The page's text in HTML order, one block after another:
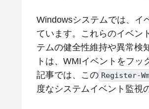
Windowsシステムでは、イ
ています。これらのイベン
テムの健全性維持や異常検
トは、WMIイベントをフ
記事では、この Register-
度なシステムイベント監視